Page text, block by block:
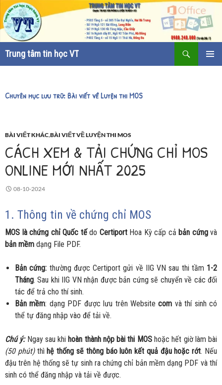
Trung tâm tin học VT
kiếm
DUNG
Chuyên mục lưu trữ: Bài viết về Luyện thi MOS
BÀI VIẾT KHÁC,BÀI VIẾT VỀ LUYỆN THI MOS
CÁCH XEM & TẢI CHỨNG CHỈ MOS
ONLINE MỚI NHẤT 2025
08-10-2024
1. Thông tin về chứng chỉ MOS
MOS là chứng chỉ Quốc tếdo CertiportHoa Kỳ cấp cả bản cứngvà
bản mềm dạng File PDF.
Bản cứng: thường được Certiport gửi về IIG VN sau thi tầm 1-2
Tháng. Sau khi IIG VN nhận được bản cứng sẽ chuyển về các đối
tác để trả cho thí sinh.
Bản mềm: dạng PDF được lưu trên Websitecom và thí sinh có
thể tự đăng nhập vào để tải về.
Chú ý:Ngay sau khi hoàn thành nộp bài thi MOShoặc hết giờ làm bài
(50 phút)thì hệ thống sẽ thông báo luôn kết quả đậu hoặc rớt. Nếu
đậu trên hệ thống sẽ tự sinh ra chứng chỉ bản mềm dạng PDF và thí
sinh có thể đăng nhập và tải về được.